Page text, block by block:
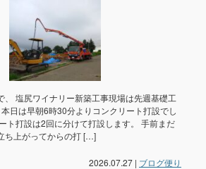
、 塩尻ワイナリー新築工事現場は先週基礎工
日は早朝6時30分よりコンクリート打設でし
ト打設は2回に分けて打設します。 手前まだ
ち上がってからの打 […]
2026.07.27 | ブログ便り